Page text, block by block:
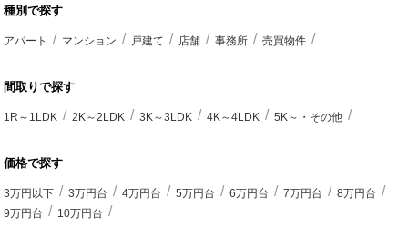
種別で探す
アパート マンション 戸建て 店舗 事務所 売買物件
間取りで探す
1R～1LDK 2K～2LDK 3K～3LDK 4K～4LDK 5K～・その他
価格で探す
3万円以下 3万円台 4万円台 5万円台 6万円台 7万円台
8万円台
9万円台
10万円台